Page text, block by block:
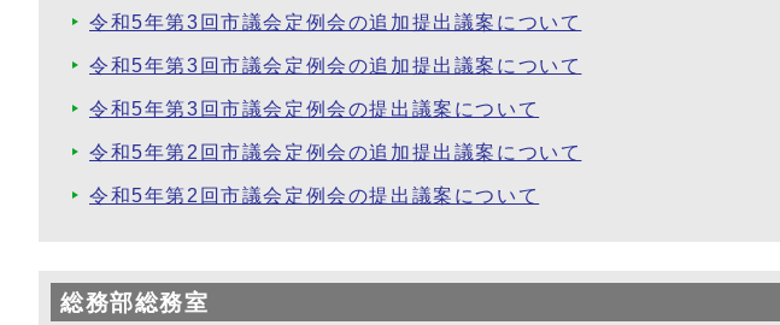
令和5年第3回市議会定例会の追加提出議案について
令和5年第3回市議会定例会の追加提出議案について
令和5年第3回市議会定例会の提出議案について
令和5年第2回市議会定例会の追加提出議案について
令和5年第2回市議会定例会の提出議案について
総務部総務室